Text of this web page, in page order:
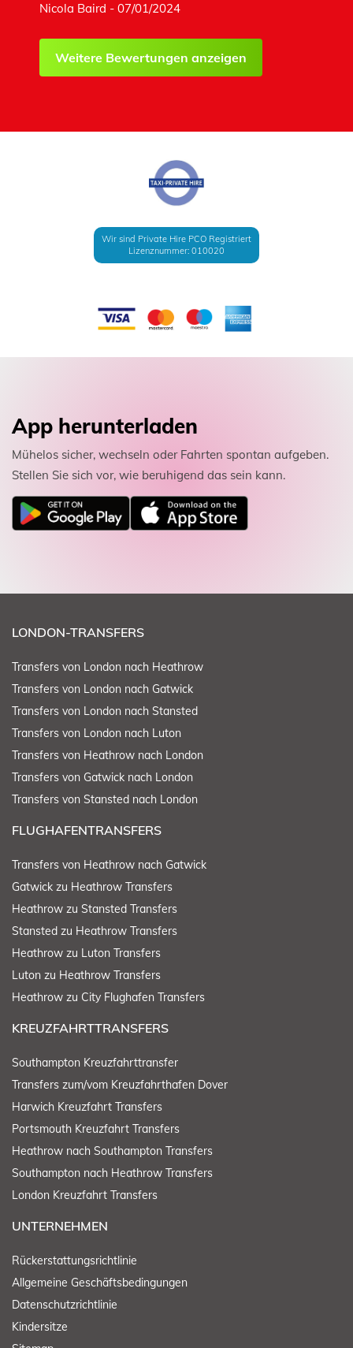
Nicola Baird - 07/01/2024
Weitere Bewertungen anzeigen
Wir sind Private Hire PCO Registriert
Lizenznummer: 010020
App herunterladen
Mühelos sicher, wechseln oder Fahrten spontan aufgeben.
Stellen Sie sich vor, wie beruhigend das sein kann.
LONDON-TRANSFERS
Transfers von London nach Heathrow
Transfers von London nach Gatwick
Transfers von London nach Stansted
Transfers von London nach Luton
Transfers von Heathrow nach London
Transfers von Gatwick nach London
Transfers von Stansted nach London
FLUGHAFENTRANSFERS
Transfers von Heathrow nach Gatwick
Gatwick zu Heathrow Transfers
Heathrow zu Stansted Transfers
Stansted zu Heathrow Transfers
Heathrow zu Luton Transfers
Luton zu Heathrow Transfers
Heathrow zu City Flughafen Transfers
KREUZFAHRTTRANSFERS
Southampton Kreuzfahrttransfer
Transfers zum/vom Kreuzfahrthafen Dover
Harwich Kreuzfahrt Transfers
Portsmouth Kreuzfahrt Transfers
Heathrow nach Southampton Transfers
Southampton nach Heathrow Transfers
London Kreuzfahrt Transfers
UNTERNEHMEN
Rückerstattungsrichtlinie
Allgemeine Geschäftsbedingungen
Datenschutzrichtlinie
Kindersitze